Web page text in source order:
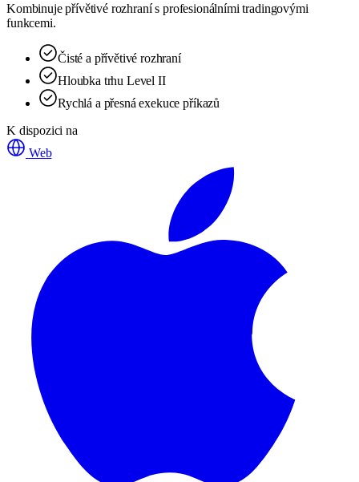
Kombinuje přívětivé rozhraní s profesionálními tradingovými
funkcemi.
Čisté a přívětivé rozhraní
Hloubka trhu Level II
Rychlá a přesná exekuce příkazů
K dispozici na
Web